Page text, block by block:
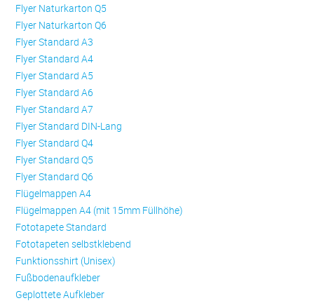
Flyer Naturkarton Q5
Flyer Naturkarton Q6
Flyer Standard A3
Flyer Standard A4
Flyer Standard A5
Flyer Standard A6
Flyer Standard A7
Flyer Standard DIN-Lang
Flyer Standard Q4
Flyer Standard Q5
Flyer Standard Q6
Flügelmappen A4
Flügelmappen A4 (mit 15mm Füllhöhe)
Fototapete Standard
Fototapeten selbstklebend
Funktionsshirt (Unisex)
Fußbodenaufkleber
Geplottete Aufkleber